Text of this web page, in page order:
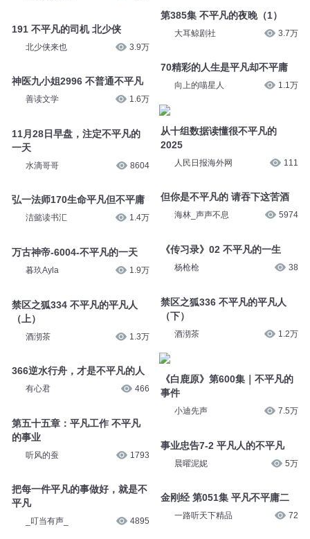
191 不平凡的司机 北少侠
北少侠来也 3.9万
神医九小姐2996 不普通不平凡
善读文学 1.6万
11月28日早盘，注定不平凡的
一天
水滴哥哥 8604
弘一法师170生命平凡但不平庸
洁懿读书汇 1.4万
万古神帝-6004-不平凡的一天
暮玖Ayla 1.9万
禁区之狐334 不平凡的平凡人
（上）
酒沏茶 1.3万
366逆水行舟，才是不平凡的人
有心君 466
第五十五章：平凡工作 不平凡
的事业
听风的蚕 1793
把每一件平凡的事做好，就是不
平凡
_叮当有声_ 4895
第385集 不平凡的夜晚（1）
大耳鲸剧社 3.7万
70精彩的人生是平凡却不平庸
向上的喵星人 1.1万
从十组数据读懂很不平凡的
2025
人民日报海外网 111
但你是不平凡的 请吞下这苦酒
海林_声声不息 5974
《传习录》02 不平凡的一生
杨枪枪 38
禁区之狐336 不平凡的平凡人
（下）
酒沏茶 1.2万
《白鹿原》第600集｜不平凡的
事件
小迪先声 7.5万
事业忠告7-2 平凡人的不平凡
晨曜泥妮 5万
金刚经 第051集 平凡不平庸二
一路听天下精品 72